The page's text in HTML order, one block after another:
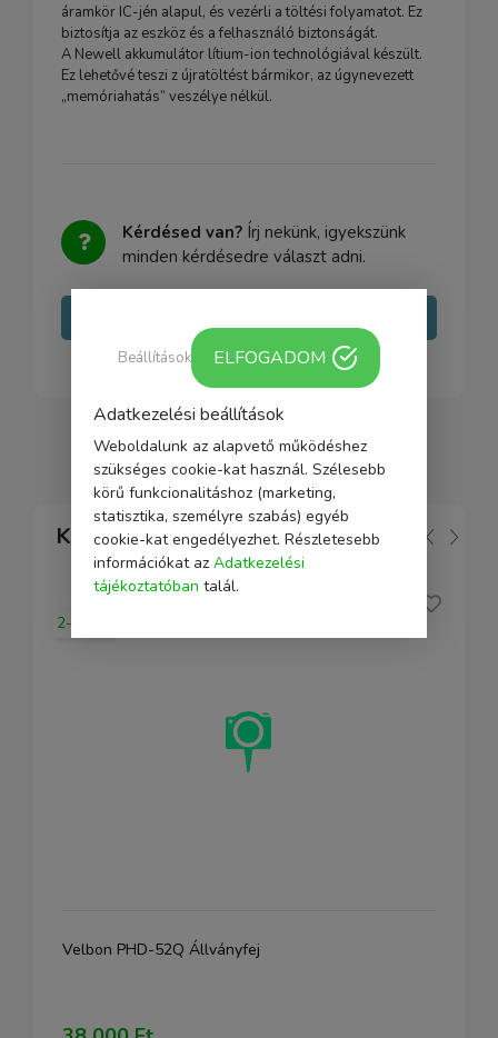
áramkör IC-jén alapul, és vezérli a töltési folyamatot. Ez
biztosítja az eszköz és a felhasználó biztonságát.
A Newell akkumulátor lítium-ion technológiával készült.
Ez lehetővé teszi z újratöltést bármikor, az úgynevezett
„memóriahatás” veszélye nélkül.
Kérdésed van? Írj nekünk, igyekszünk
minden kérdésedre választ adni.
Kapcsolódó
2-5 nap
Velbon PHD-52Q Állványfej
Adatkezelési beállítások
Weboldalunk az alapvető működéshez
szükséges cookie-kat használ. Szélesebb
körű funkcionalitáshoz (marketing,
statisztika, személyre szabás) egyéb
cookie-kat engedélyezhet. Részletesebb
információkat az Adatkezelési
tájékoztatóban talál.
Beállítások ELFOGADOM